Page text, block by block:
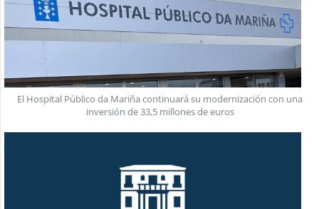
El Hospital Público da Mariña continuará su modernización con una
inversión de 33,5 millones de euros